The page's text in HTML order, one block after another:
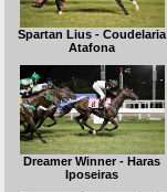
Spartan Lius - Coudelaria
Atafona
Dreamer Winner - Haras
Iposeiras